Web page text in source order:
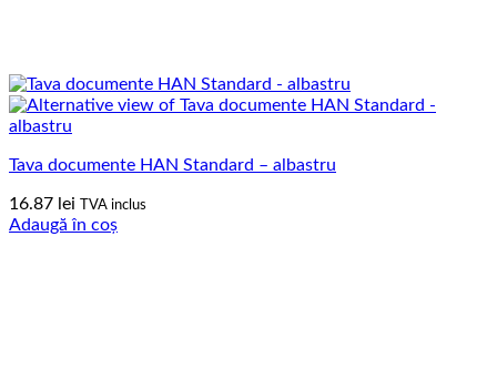
Tava documente HAN Standard – albastru
16.87 lei TVA inclus
Adaugă în coș